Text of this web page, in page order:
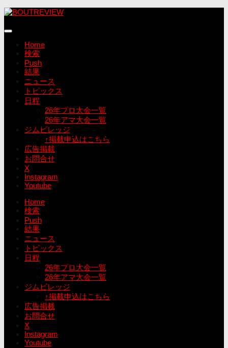
コ
テ
Home
検索
Push
結果
ニュース
トピックス
日程
26年プロ大会一覧
26年アマ大会一覧
ジムビレッジ
↑掲載申込はこちら
広告掲載
お問合せ
X
Instagram
Youtube
Home
検索
Push
結果
ニュース
トピックス
日程
26年プロ大会一覧
26年アマ大会一覧
ジムビレッジ
↑掲載申込はこちら
広告掲載
お問合せ
X
Instagram
Youtube